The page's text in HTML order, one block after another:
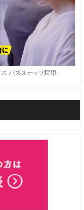
バズステップ採用」